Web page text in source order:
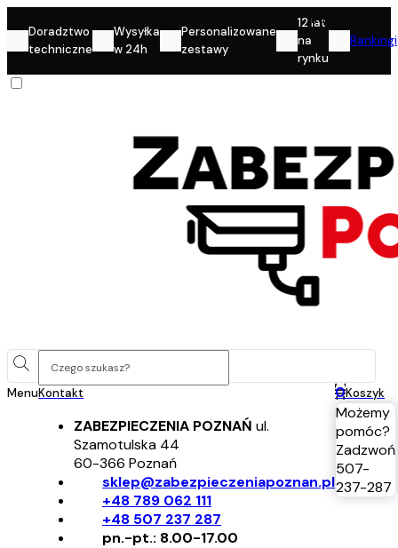
Doradztwo
techniczne
Wysyłka
w 24h
Personalizowane
zestawy
12 lat
na
rynku
Rankingi
MenuKontakt
ZABEZPIECZENIA POZNAŃ ul.
Szamotulska 44
60-366 Poznań
sklep@zabezpieczeniapoznan.pl
+48 789 062 111
+48 507 237 287
pn.-pt.: 8.00-17.00
Konto
0Koszyk
Możemy
pomóc?
Zadzwoń
507-
237-287